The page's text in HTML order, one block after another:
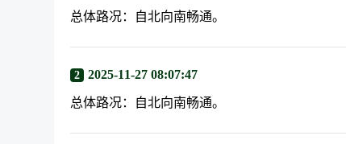
总体路况：自北向南畅通。
2 2025-11-27 08:07:47
总体路况：自北向南畅通。